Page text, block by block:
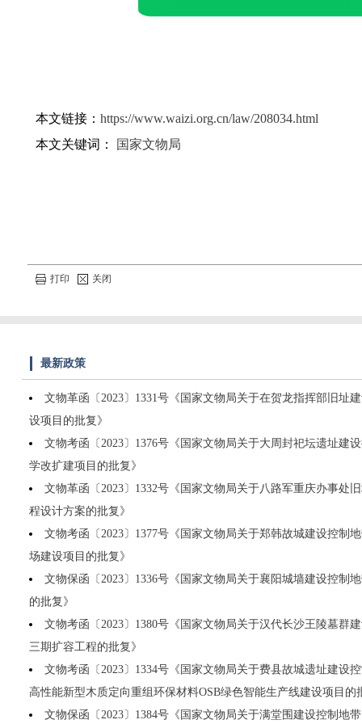
本文链接： https://www.waizi.org.cn/law/208034.html
本文关键词：
国家文物局
打印 关闭
最新政策
文物革函〔2023〕1331号《国家文物局关于在贺龙指挥部旧址
设项目的批复》
文物考函〔2023〕1376号《国家文物局关于大周封祀坛遗址建
学改扩建项目的批复》
文物革函〔2023〕1332号《国家文物局关于八路军重庆办事处
程设计方案的批复》
文物考函〔2023〕1377号《国家文物局关于郑韩故城建设控制
场建设项目的批复》
文物保函〔2023〕1336号《国家文物局关于襄阳城墙建设控制
的批复》
文物考函〔2023〕1380号《国家文物局关于汉代长沙王陵墓群
三期扩容工程的批复》
文物考函〔2023〕1334号《国家文物局关于费县故城遗址建设
高性能新型木质定向重组环保材料OSB绿色智能生产线建设项目的
文物保函〔2023〕1384号《国家文物局关于满堂围建设控制地